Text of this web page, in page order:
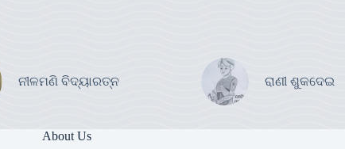
ନୀଳମଣି ବିଦ୍ୟାରତ୍ନ ରାଣୀ ଶୁକଦେଇ
About Us